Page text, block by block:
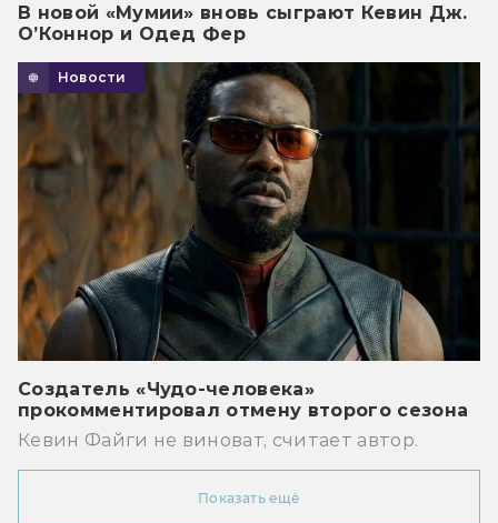
В новой «Мумии» вновь сыграют Кевин Дж.
О’Коннор и Одед Фер
Новости
Создатель «Чудо-человека»
прокомментировал отмену второго сезона
Кевин Файги не виноват, считает автор.
Показать ещё